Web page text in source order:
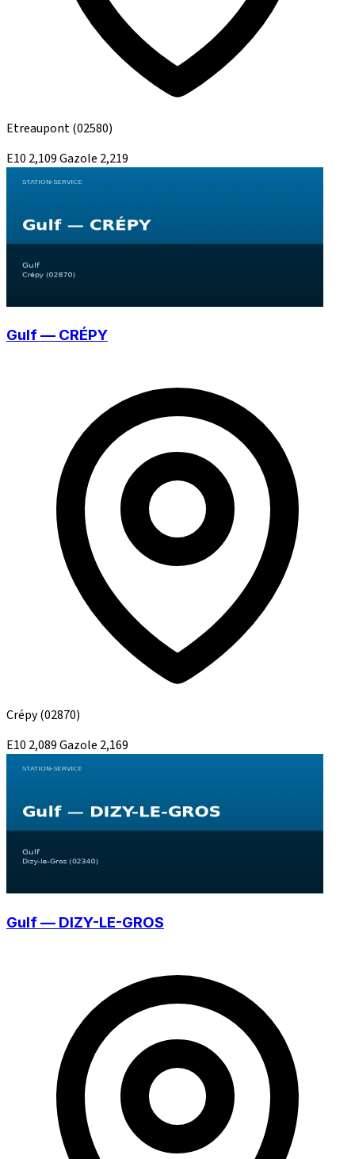
Etreaupont(02580)
E10 2,109Gazole 2,219
Gulf — CRÉPY
Crépy(02870)
E10 2,089Gazole 2,169
Gulf — DIZY-LE-GROS